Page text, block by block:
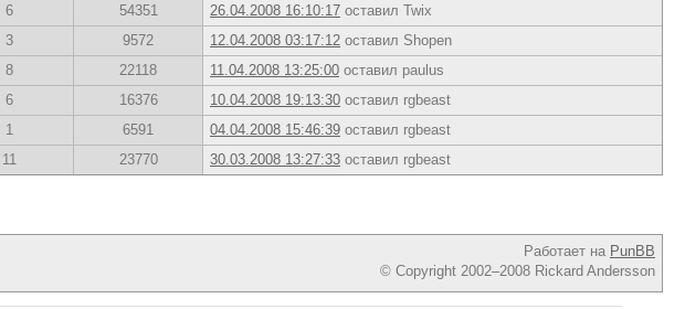
6 54351 26.04.2008 16:10:17 оставил Twix
3 9572 12.04.2008 03:17:12 оставил Shopen
8 22118 11.04.2008 13:25:00 оставил paulus
6 16376 10.04.2008 19:13:30 оставил rgbeast
1 6591 04.04.2008 15:46:39 оставил rgbeast
11 23770 30.03.2008 13:27:33 оставил rgbeast
Работает на PunBB
© Copyright 2002–2008 Rickard Andersson